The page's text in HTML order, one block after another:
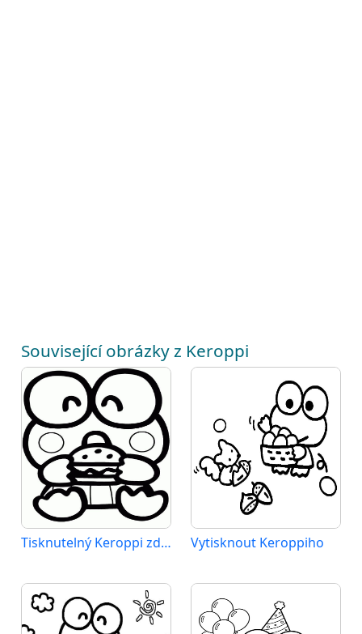
Související obrázky z Keroppi
Tisknutelný Keroppi zdarma Vytisknout Keroppiho